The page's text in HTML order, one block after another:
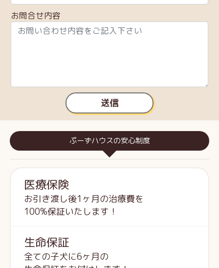
お問合せ内容
送信
ぷーずハウスの安心制度
医療保険
お引き渡し後1ヶ月の治療費を
100%保証いたします！
生命保証
全ての子犬に6ヶ月の